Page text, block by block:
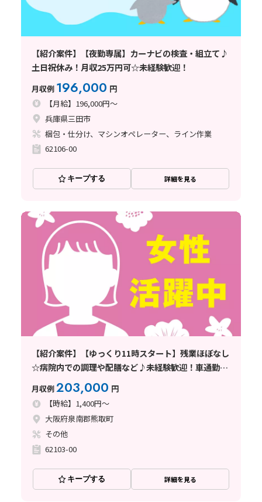
【紹介案件】【夜勤専属】カーナビの検査・組立て♪
土日祝休み！月収25万円可☆未経験歓迎！
月収例 196,000 円
【月給】196,000円～
兵庫県三田市
梱包・仕分け、マシンオペレーター、ライン作業
62106-00
キープする 詳細を見る
【紹介案件】【ゆっくり11時スタート】残業ほぼなし
☆病院内での調理や配膳など♪未経験歓迎！車通勤
月収例203,000 円
【時給】1,400円～
大阪府泉南郡熊取町
その他
62103-00
キープする 詳細を見る